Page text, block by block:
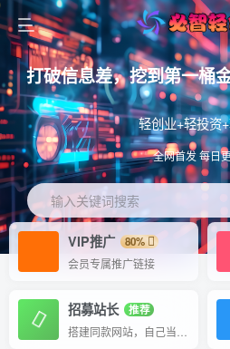
打破信息差，挖到第一桶
轻创业+轻投资
全网首发 每日
输入关键词搜索
VIP推广
80%
会员专属推广链接
招募站长
推荐